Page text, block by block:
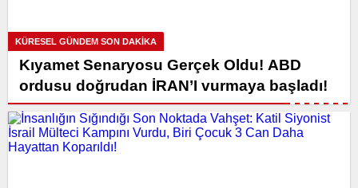
KÜRESEL GÜNDEM SON DAKİKA
Kıyamet Senaryosu Gerçek Oldu! ABD
ordusu doğrudan İRAN’I vurmaya başladı!